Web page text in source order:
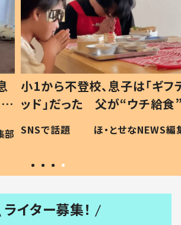
登校、息子は「ギフテ
った 父が“ウチ給食”を
る理由とは #令和の親
ほ・とせなNEWS編集部
ひ孫
が、抱
「涙
い」
ライター募集！